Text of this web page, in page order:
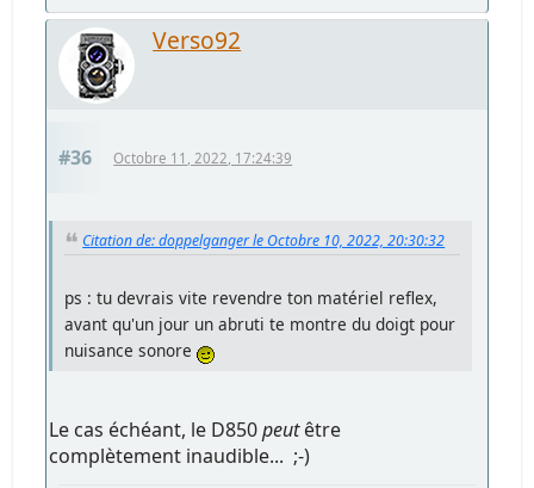
Verso92
#36 Octobre 11, 2022, 17:24:39
Citation de: doppelganger le Octobre 10, 2022, 20:30:32
ps : tu devrais vite revendre ton matériel reflex,
avant qu'un jour un abruti te montre du doigt pour
nuisance sonore
Le cas échéant, le D850peutêtre
complètement inaudible... ;-)